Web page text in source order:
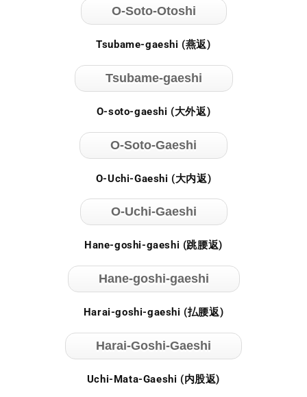
O-Soto-Otoshi
Tsubame-gaeshi (燕返)
Tsubame-gaeshi
O-soto-gaeshi (大外返)
O-Soto-Gaeshi
O-Uchi-Gaeshi (大内返)
O-Uchi-Gaeshi
Hane-goshi-gaeshi (跳腰返)
Hane-goshi-gaeshi
Harai-goshi-gaeshi (払腰返)
Harai-Goshi-Gaeshi
Uchi-Mata-Gaeshi (内股返)